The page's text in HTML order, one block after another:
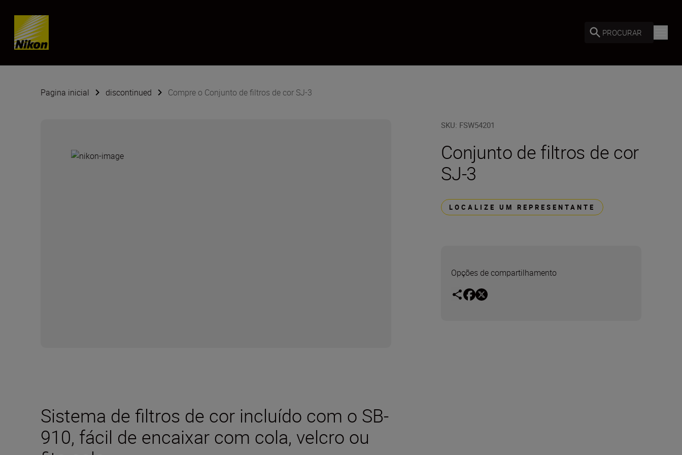
Skip content
PROCURAR
Pagina inicial discontinued Compre o Conjunto de filtros de cor SJ-3
SKU: FSW54201
Conjunto de filtros de cor
SJ-3
LOCALIZE UM REPRESENTANTE
Opções de compartilhamento
Sistema de filtros de cor incluído com o SB-
910, fácil de encaixar com cola, velcro ou